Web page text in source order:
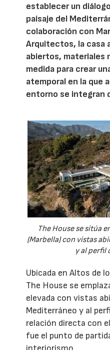
establecer un
paisaje del
colaboración con
Arquitectos, la casa
abiertos, materiales
medida para crear
atemporal en la que
entorno se integran
The House se sitúa
(Marbella) con vistas
y al perfil
Ubicada en Altos de
The House se
elevada con vistas
Mediterráneo y al
relación directa con
fue el punto de